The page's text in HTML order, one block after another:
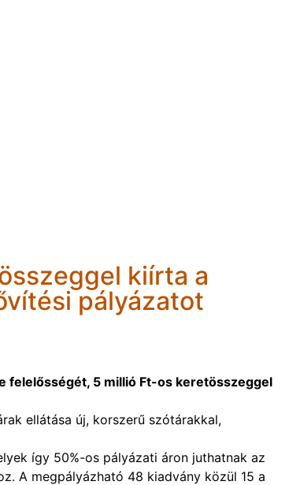
kiírta a
pályázatot
felelősségét, 5 millió Ft-os keretösszeggel
ellátása új, korszerű szótárakkal,
így 50%-os pályázati áron juthatnak az
A megpályázható 48 kiadvány közül 15 a